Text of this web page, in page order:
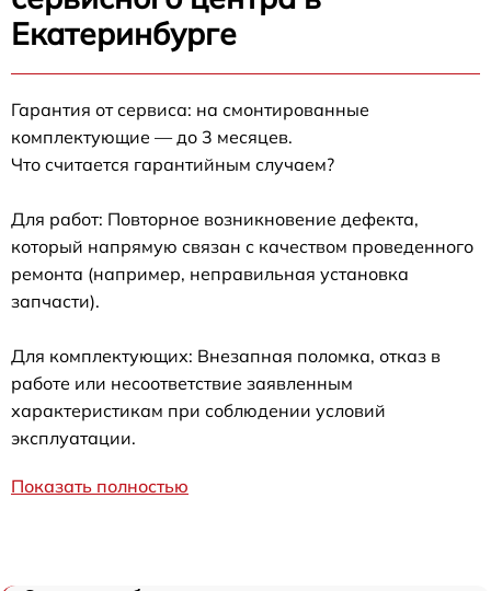
Екатеринбурге
Гарантия от сервиса: на смонтированные
комплектующие — до 3 месяцев.
Что считается гарантийным случаем?
Для работ: Повторное возникновение дефекта,
который напрямую связан с качеством проведенного
ремонта (например, неправильная установка
запчасти).
Для комплектующих: Внезапная поломка, отказ в
работе или несоответствие заявленным
характеристикам при соблюдении условий
эксплуатации.
Показать полностью